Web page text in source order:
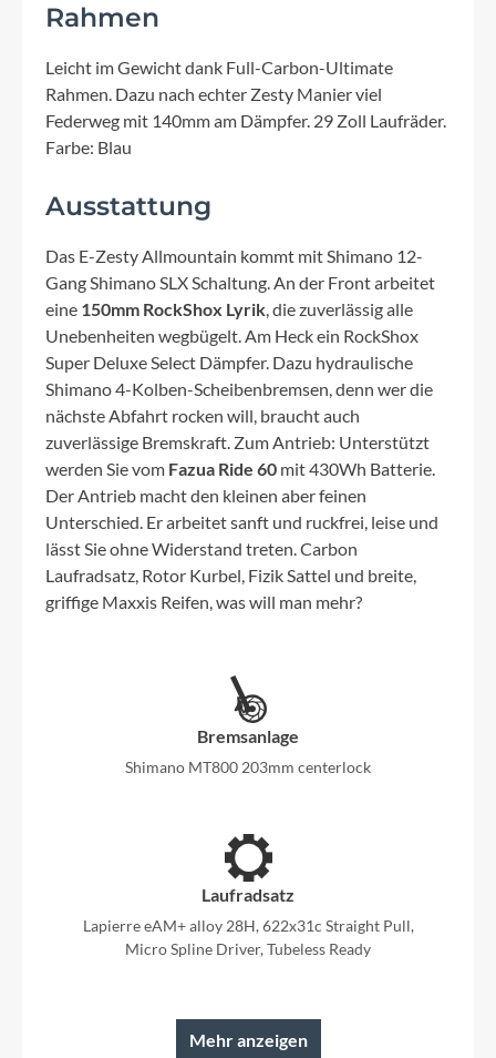
Rahmen
Leicht im Gewicht dank Full-Carbon-Ultimate
Rahmen. Dazu nach echter Zesty Manier viel
Federweg mit 140mm am Dämpfer. 29 Zoll Laufräder.
Farbe: Blau
Ausstattung
Das E-Zesty Allmountain kommt mit Shimano 12-
Gang Shimano SLX Schaltung. An der Front arbeitet
eine 150mm RockShox Lyrik, die zuverlässig alle
Unebenheiten wegbügelt. Am Heck ein RockShox
Super Deluxe Select Dämpfer. Dazu hydraulische
Shimano 4-Kolben-Scheibenbremsen, denn wer die
nächste Abfahrt rocken will, braucht auch
zuverlässige Bremskraft. Zum Antrieb: Unterstützt
werden Sie vom Fazua Ride 60 mit 430Wh Batterie.
Der Antrieb macht den kleinen aber feinen
Unterschied. Er arbeitet sanft und ruckfrei, leise und
lässt Sie ohne Widerstand treten. Carbon
Laufradsatz, Rotor Kurbel, Fizik Sattel und breite,
griffige Maxxis Reifen, was will man mehr?
Bremsanlage
Shimano MT800 203mm centerlock
Laufradsatz
Lapierre eAM+ alloy 28H, 622x31c Straight Pull,
Micro Spline Driver, Tubeless Ready
Mehr anzeigen